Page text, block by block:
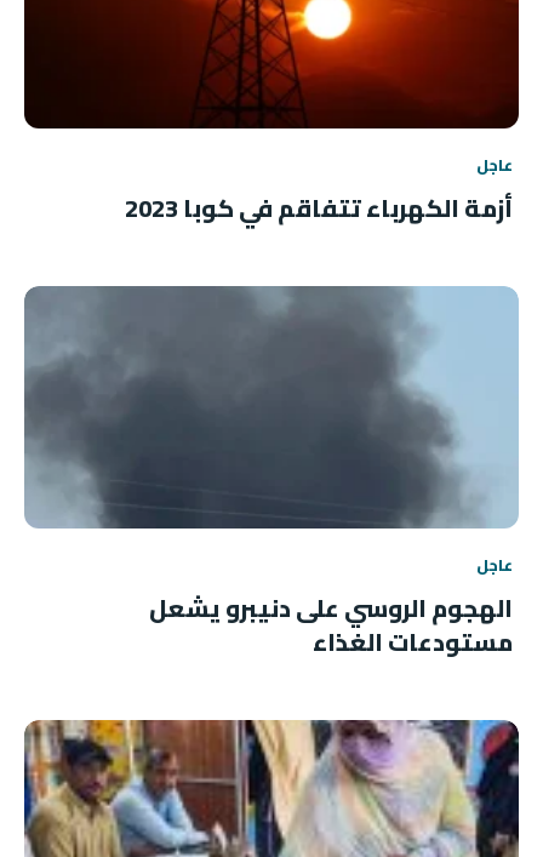
عاجل
أزمة الكهرباء تتفاقم في كوبا 2023
عاجل
الهجوم الروسي على دنيبرو يشعل
مستودعات الغذاء